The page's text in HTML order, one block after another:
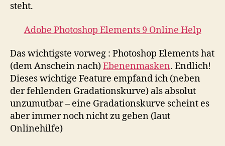
steht.
Adobe Photoshop Elements 9 Online Help
Das wichtigste vorweg : Photoshop Elements hat
(dem Anschein nach)Ebenenmasken. Endlich!
Dieses wichtige Feature empfand ich (neben
der fehlenden Gradationskurve) als absolut
unzumutbar – eine Gradationskurve scheint es
aber immer noch nicht zu geben (laut
Onlinehilfe)